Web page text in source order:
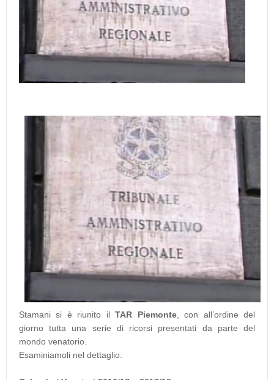
Stamani si è riunito ilTAR Piemonte, con all’ordine del
giorno tutta una serie di ricorsi presentati da parte del
mondo venatorio.
Esaminiamoli nel dettaglio.